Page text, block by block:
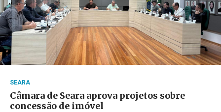
SEARA
Câmara de Seara aprova projetos sobre
concessão de imóvel